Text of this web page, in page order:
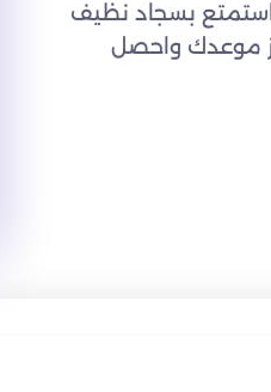
بالبخار. استمتع بسجاد نظيف
موعدك واحصل